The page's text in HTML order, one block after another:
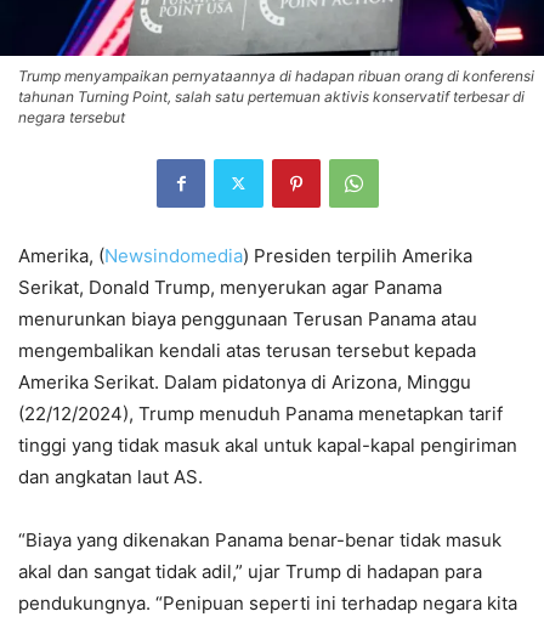
Trump menyampaikan pernyataannya di hadapan ribuan orang di konferensi
tahunan Turning Point, salah satu pertemuan aktivis konservatif terbesar di
negara tersebut
Amerika, (Newsindomedia) Presiden terpilih Amerika
Serikat, Donald Trump, menyerukan agar Panama
menurunkan biaya penggunaan Terusan Panama atau
mengembalikan kendali atas terusan tersebut kepada
Amerika Serikat. Dalam pidatonya di Arizona, Minggu
(22/12/2024), Trump menuduh Panama menetapkan tarif
tinggi yang tidak masuk akal untuk kapal-kapal pengiriman
dan angkatan laut AS.
“Biaya yang dikenakan Panama benar-benar tidak masuk
akal dan sangat tidak adil,” ujar Trump di hadapan para
pendukungnya. “Penipuan seperti ini terhadap negara kita